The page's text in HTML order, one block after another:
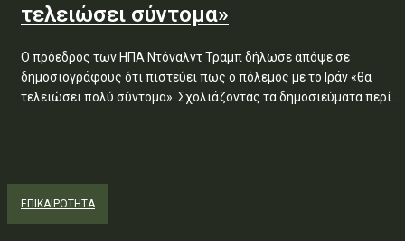
τελειώσει σύντομα»
Ο πρόεδρος των ΗΠΑ Ντόναλντ Τραμπ δήλωσε απόψε σε
δημοσιογράφους ότι πιστεύει πως ο πόλεμος με το Ιράν «θα
τελειώσει πολύ σύντομα». Σχολιάζοντας τα δημοσιεύματα περί...
ΕΠΙΚΑΙΡΟΤΗΤΑ